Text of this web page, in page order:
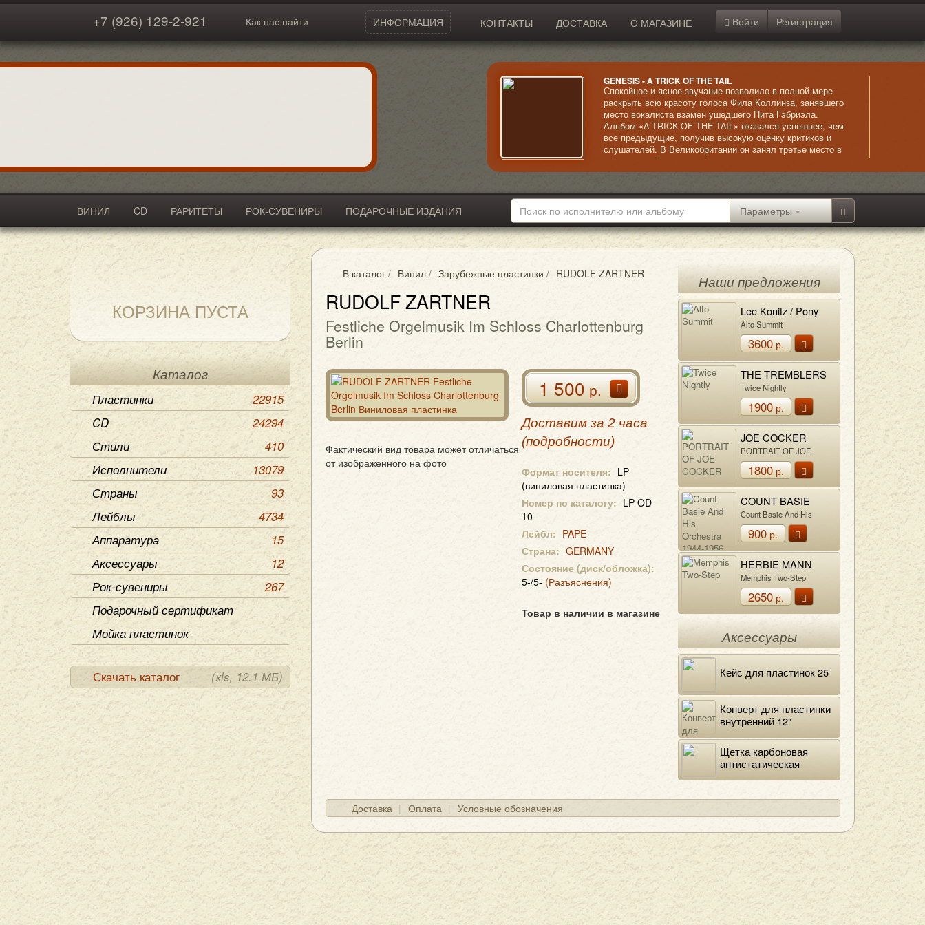
+7 (926) 129-2-921 Как нас найти ИНФОРМАЦИЯ КОНТАКТЫ ДОСТАВКА О МАГАЗИНЕ Войти Регистрация
GENESIS - A TRICK OF THE TAIL
Спокойное и ясное звучание позволило в полной мере
раскрыть всю красоту голоса Фила Коллинза, занявшего
место вокалиста взамен ушедшего Пита Гэбриэла.
Альбом «A TRICK OF THE TAIL» оказался успешнее, чем
все предыдущие, получив высокую оценку критиков и
слушателей. В Великобритании он занял третье место в
хит-параде. Своеобразное звучание, интересные партии
гитары и лиричные мелодии – главные достоинства «A
ВИНИЛ CD РАРИТЕТЫ РОК-СУВЕНИРЫ
ПОДАРОЧНЫЕ ИЗДАНИЯ
АКСЕССУАРЫ
Параметры
КОРЗИНА ПУСТА
Каталог
Пластинки
22915
CD
24294
Стили
410
Исполнители
13079
Страны
93
Лейблы
4734
Аппаратура
15
Аксессуары
12
Рок-сувениры
267
Подарочный сертификат
Мойка пластинок
Скачать каталог (xls, 12.1 МБ)
В каталог / Винил / Зарубежные пластинки / RUDOLF ZARTNER
RUDOLF ZARTNER
Festliche Orgelmusik Im Schloss Charlottenburg
Berlin
Фактический вид товара может отличаться
от изображенного на фото
1 500р.
Доставим за 2 часа
(подробности)
Формат носителя: LP
(виниловая пластинка)
Номер по каталогу: LP OD
10
Лейбл: PAPE
Страна: GERMANY
Состояние (диск/обложка):
5-/5- (Разъяснения)
Товар в наличии в магазине
Наши предложения
Lee Konitz / Pony
Poindexter / Phil
Woods / Leo Wright
Alto Summit
3600р.
THE TREMBLERS
Twice Nightly
1900р.
JOE COCKER
PORTRAIT OF JOE
COCKER
1800р.
COUNT BASIE
Count Basie And His
Orchestra 1944-1956
900р.
HERBIE MANN
Memphis Two-Step
2650р.
Аксессуары
Кейс для пластинок 25
Конверт для пластинки
внутренний 12"
Щетка карбоновая
антистатическая
Доставка Оплата Условные обозначения